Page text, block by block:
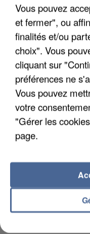
UNE TOURISTE DE
COULÉE DE
Vous pouvez
et fermer", ou
finalités et/ou
choix". Vous
cliquant sur
préférences ne
Vous pouvez
votre
"Gérer les
page.